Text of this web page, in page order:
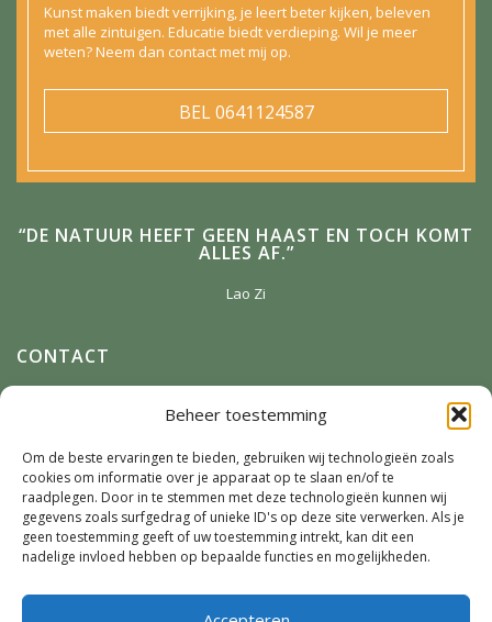
Beheer toestemming
Om de beste ervaringen te bieden, gebruiken wij technologieën zoals
cookies om informatie over je apparaat op te slaan en/of te
raadplegen. Door in te stemmen met deze technologieën kunnen wij
gegevens zoals surfgedrag of unieke ID's op deze site verwerken. Als je
geen toestemming geeft of uw toestemming intrekt, kan dit een
nadelige invloed hebben op bepaalde functies en mogelijkheden.
Kunst maken biedt verrijking, je leert beter kijken, beleven
met alle zintuigen. Educatie biedt verdieping. Wil je meer
weten? Neem dan contact met mij op.
BEL0641124587
“DE NATUUR HEEFT GEEN HAAST EN TOCH KOMT
ALLES AF.”
Lao Zi
CONTACT
E-mail:Winterman.kunstnatuur@live.nl
Telefoon:0641124587
SOCIAL MEDIA